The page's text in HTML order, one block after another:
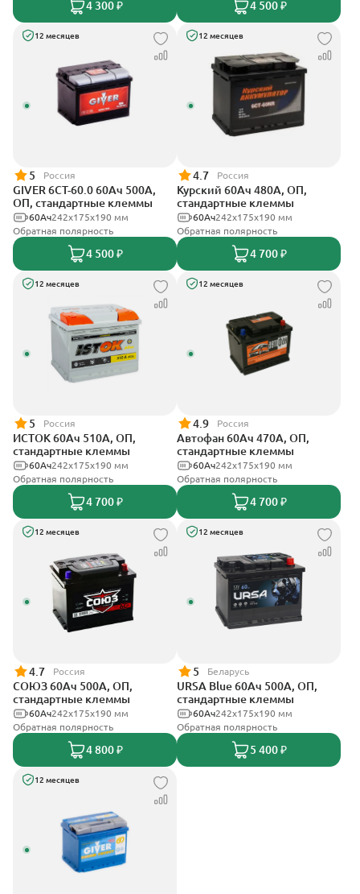
4 300 ₽ 4 500 ₽
12 месяцев
5 Россия
GIVER 6СТ-60.0 60Ач 500А,
ОП, стандартные клеммы
242х175х190 мм
60Ач
Обратная полярность
4 500 ₽
12 месяцев
4.7 Россия
Курский 60Ач 480А, ОП,
стандартные клеммы
242x175x190 мм
60Ач
Обратная полярность
4 700 ₽
12 месяцев
5 Россия
ИСТОК 60Ач 510А, ОП,
стандартные клеммы
242x175x190 мм
60Ач
Обратная полярность
4 700 ₽
12 месяцев
4.9 Россия
Автофан 60Ач 470А, ОП,
стандартные клеммы
242х175х190 мм
60Ач
Обратная полярность
4 700 ₽
12 месяцев
4.7 Россия
СОЮЗ 60Ач 500А, ОП,
стандартные клеммы
242x175x190 мм
60Ач
Обратная полярность
4 800 ₽
12 месяцев
5 Беларусь
URSA Blue 60Ач 500А, ОП,
стандартные клеммы
242х175х190 мм
60Ач
Обратная полярность
5 400 ₽
12 месяцев